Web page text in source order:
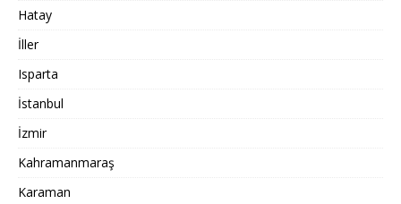
Hatay
İller
Isparta
İstanbul
İzmir
Kahramanmaraş
Karaman